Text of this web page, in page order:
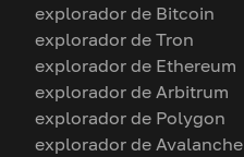
explorador de Bitcoin
explorador de Tron
explorador de Ethereum
explorador de Arbitrum
explorador de Polygon
explorador de Avalanche